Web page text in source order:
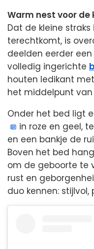
Warm nest voor de
Dat de kleine
terechtkomt, is
deelden eerder een
volledig ingerichte
houten ledikant
het middelpunt van
Onder het bed ligt
in roze en geel,
en een bankje de
Boven het bed
om de geboorte te
rust en
duo kennen: stijlvol,